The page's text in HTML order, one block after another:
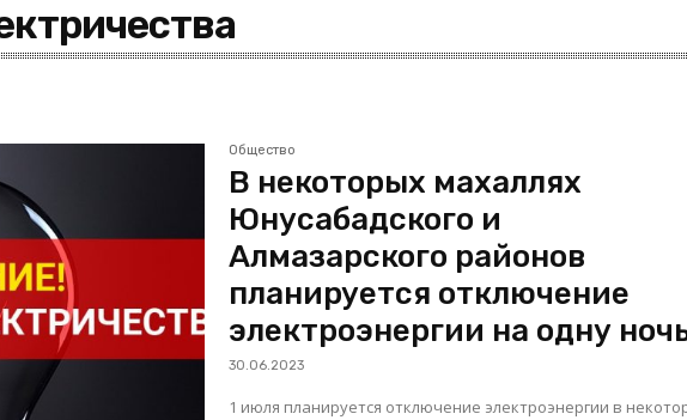
Общество
В некоторых махаллях
Юнусабадского и
Алмазарского районов
планируется отключение
электроэнергии на одну
30.06.2023
1 июля планируется отключение электроэнергии в